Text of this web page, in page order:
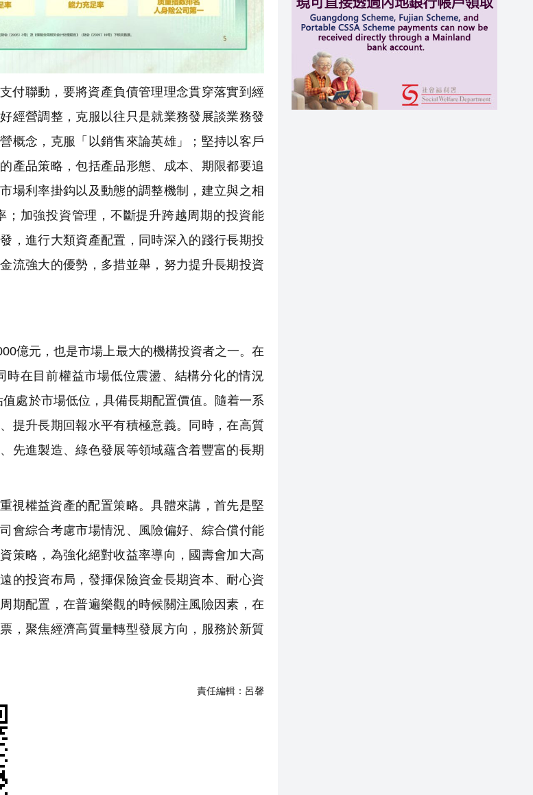
付聯動，要將資產負債管理理念貫穿落實到經
經營調整，克服以往只是就業務發展談業務發
概念，克服「以銷售來論英雄」；堅持以客戶
產品策略，包括產品形態、成本、期限都要追
場利率掛鈎以及動態的調整機制，建立與之相
加強投資管理，不斷提升跨越周期的投資能
，進行大類資產配置，同時深入的踐行長期投
流強大的優勢，多措並舉，努力提升長期投資
億元，也是市場上最大的機構投資者之一。在
在目前權益市場低位震盪、結構分化的情況
處於市場低位，具備長期配置價值。隨着一系
提升長期回報水平有積極意義。同時，在高質
先進製造、綠色發展等領域蘊含着豐富的長期
視權益資產的配置策略。具體來講，首先是堅
會綜合考慮市場情況、風險偏好、綜合償付能
策略，為強化絕對收益率導向，國壽會加大高
的投資布局，發揮保險資金長期資本、耐心資
期配置，在普遍樂觀的時候關注風險因素，在
，聚焦經濟高質量轉型發展方向，服務於新質
責任編輯： 呂馨